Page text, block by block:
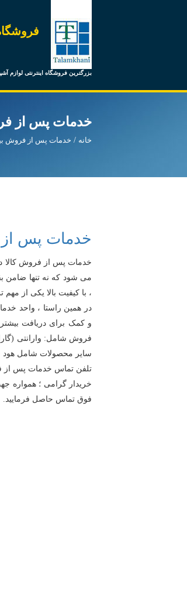
بزرگترین فروشگاه اینترنتی لوازم
خدمات پس از
خانه خدمات پس از فروش
خدمات پس
خدمات پس از فروش کالا
می شود که نه تنها ضامن
، با کیفیت بالا یکی از
در همین راستا ، واحد
و کمک برای دریافت
فروش شامل: وارانتی
سایر محصولات شامل هود
تلفن تماس خدمات پس از فروش
خریدار گرامی ؛ همواره
فوق تماس حاصل فرمایید.